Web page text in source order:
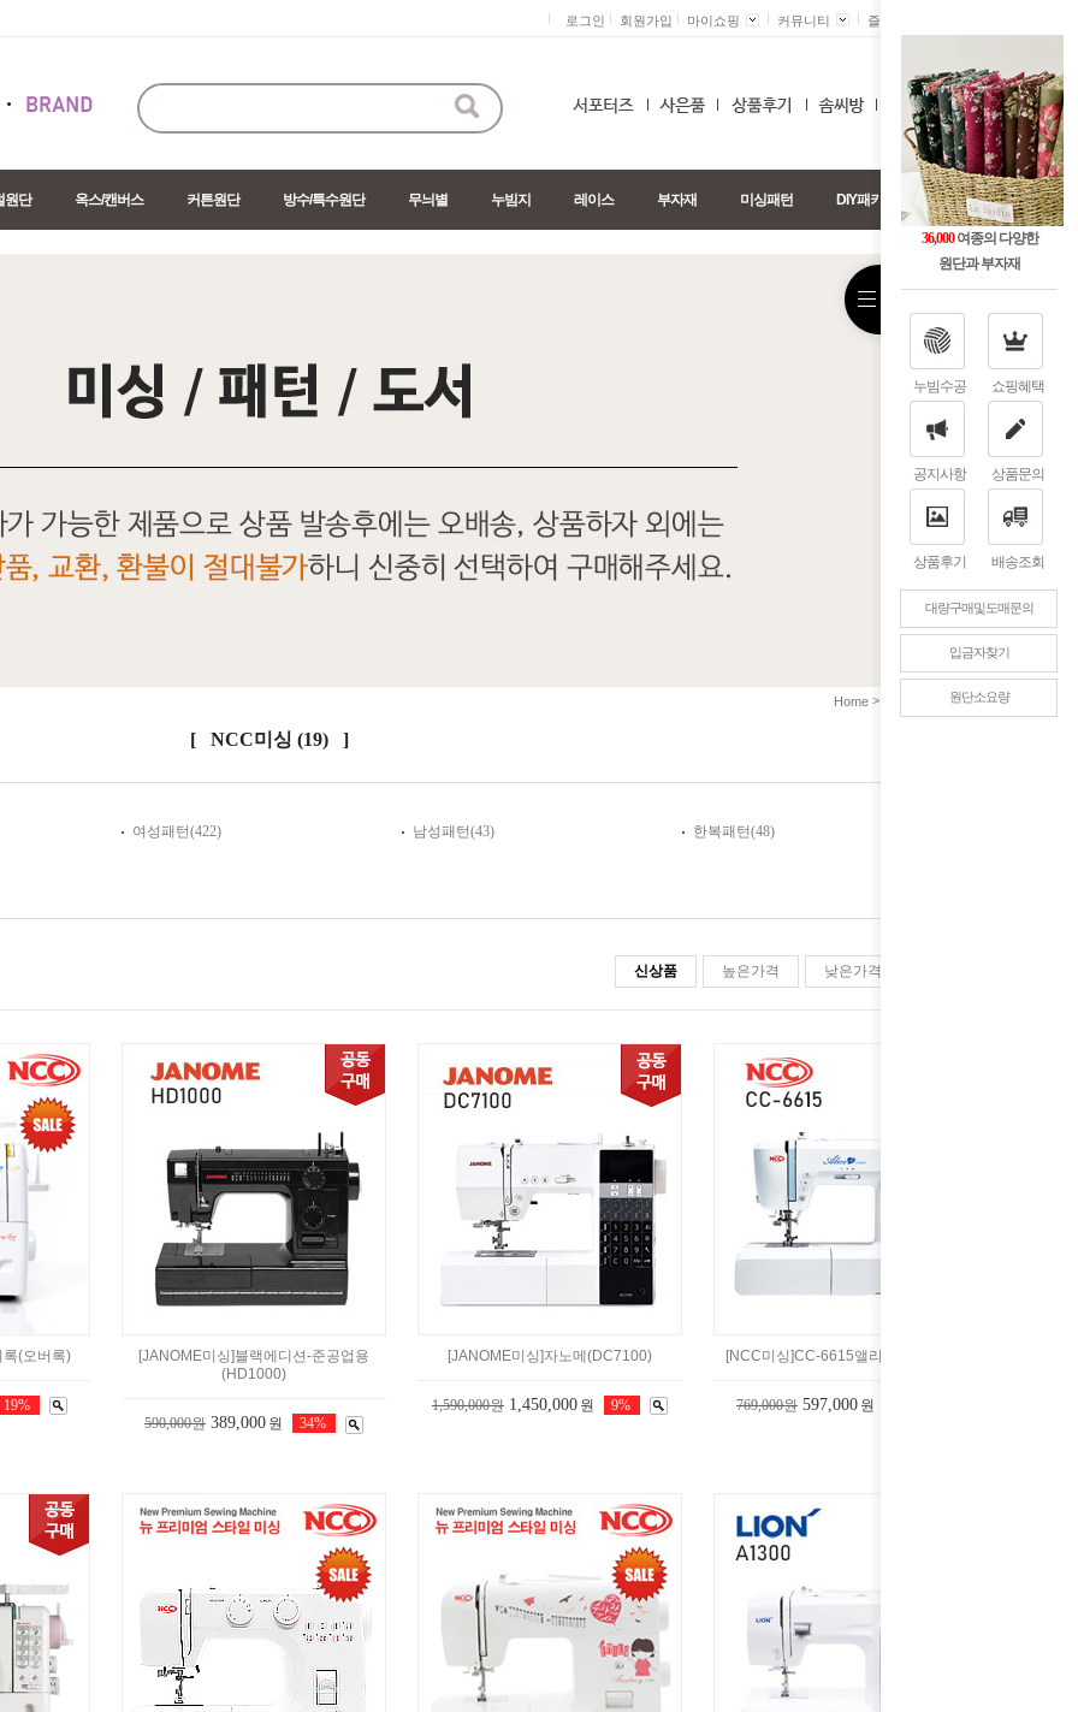
36,000여종의 다양한
원단과 부자재
누빔수공 쇼핑혜택
공지사항 상품문의
상품후기 배송조회
대량구매및도매문의
입금자찾기
원단소요량
로그인 회원가입 마이쇼핑 커뮤니티 즐겨찾기 +
0
원단 옥스/캔버스 커튼원단 방수/특수원단 무늬별 누빔지 레이스 부자재 미싱패턴 DIY패키지
Home > >NCC미싱
[ NCC미싱 (19) ]
여성패턴(422) 남성패턴(43) 한복패턴(48)
신상품 높은가격 낮은가격
(오버록)
19%
[JANOME미싱]블랙에디션-준공업용
(HD1000)
590,000원 389,000 원 34%
[JANOME미싱]자노메(DC7100)
1,590,000원 1,450,000 원 9%
[NCC미싱]CC-6615앨리스50(디지털)
769,000원 597,000 원